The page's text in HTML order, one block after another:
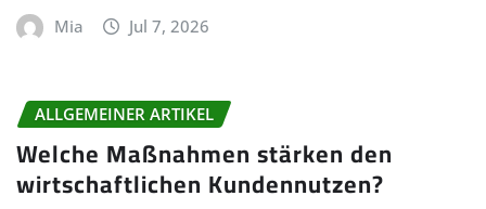
Mia Jul 7, 2026
ALLGEMEINER ARTIKEL
Welche Maßnahmen stärken den
wirtschaftlichen Kundennutzen?